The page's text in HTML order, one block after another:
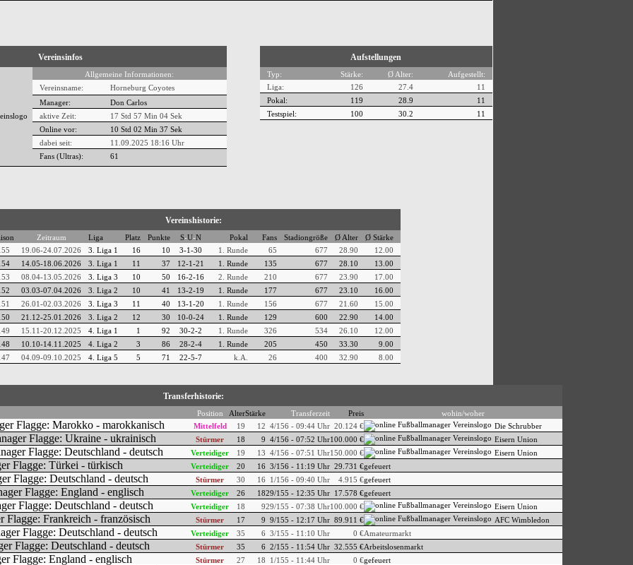
Vereinsinfos
Allgemeine Informationen:
Vereinsname:
Horneburg Coyotes
Manager:
Don Carlos
aktive Zeit:
17 Std 57 Min 04 Sek
Online vor:
10 Std 02 Min 38 Sek
dabei seit:
11.09.2025 18:16 Uhr
Fans (Ultras):
61
Aufstellungen
Typ: Stärke: Ø Alter:
Aufgestellt:
Liga:
126 27.4
11
Pokal:
119 28.9
11
Testspiel:
100 30.2 11
Vereinshistorie:
Zeitraum Liga Platz Punkte S-U-N Pokal Fans Stadiongröße Ø Alter
Ø Stärke
19.06-24.07.2026 3. Liga 1 16 10 3-1-30 1. Runde 65 677 28.90
12.00
14.05-18.06.2026 3. Liga 1 11 37 12-1-21 1. Runde 135 677 28.10
13.00
08.04-13.05.2026 3. Liga 3 10 50 16-2-16 2. Runde 210 677 23.90
17.00
03.03-07.04.2026 3. Liga 2 10 41 13-2-19 1. Runde 177 677 23.10
16.00
26.01-02.03.2026 3. Liga 3 11 40 13-1-20 1. Runde 156 677 21.60
15.00
21.12-25.01.2026 3. Liga 2 12 30 10-0-24 1. Runde 129 600 22.90
14.00
15.11-20.12.2025 4. Liga 1 1 92 30-2-2 1. Runde 326 534 26.10
12.00
10.10-14.11.2025 4. Liga 2 3 86 28-2-4 1. Runde 205 450 33.30
9.00
04.09-09.10.2025 4. Liga 5 5 71 22-5-7 k.A. 26 400 32.90 8.00
Transferhistorie:
Position AlterStärke Transferzeit Preis
wohin/woher
Mittelfeld
19 12 4/156 - 09:44 Uhr 20.124 €
Die Schrubber
Stürmer
18 9 4/156 - 07:52 Uhr100.000 €
Eisern Union
Verteidiger
19 13 4/156 - 07:51 Uhr150.000 €
Eisern Union
Verteidiger
20 16 3/156 - 11:19 Uhr 29.731 €gefeuert
Stürmer
30 16 1/156 - 09:40 Uhr 4.915 €gefeuert
Verteidiger
26 1829/155 - 12:35 Uhr 17.578 €gefeuert
Verteidiger
18 929/155 - 07:38 Uhr100.000 €
Eisern Union
Stürmer
17 9 9/155 - 12:17 Uhr 89.911 €
AFC Wimbledon
Verteidiger
35 6 3/155 - 11:10 Uhr 0 €Amateurmarkt
Stürmer
35 6 2/155 - 11:54 Uhr 32.555 €Arbeitslosenmarkt
Stürmer
27 18 1/155 - 11:44 Uhr 0 €gefeuert